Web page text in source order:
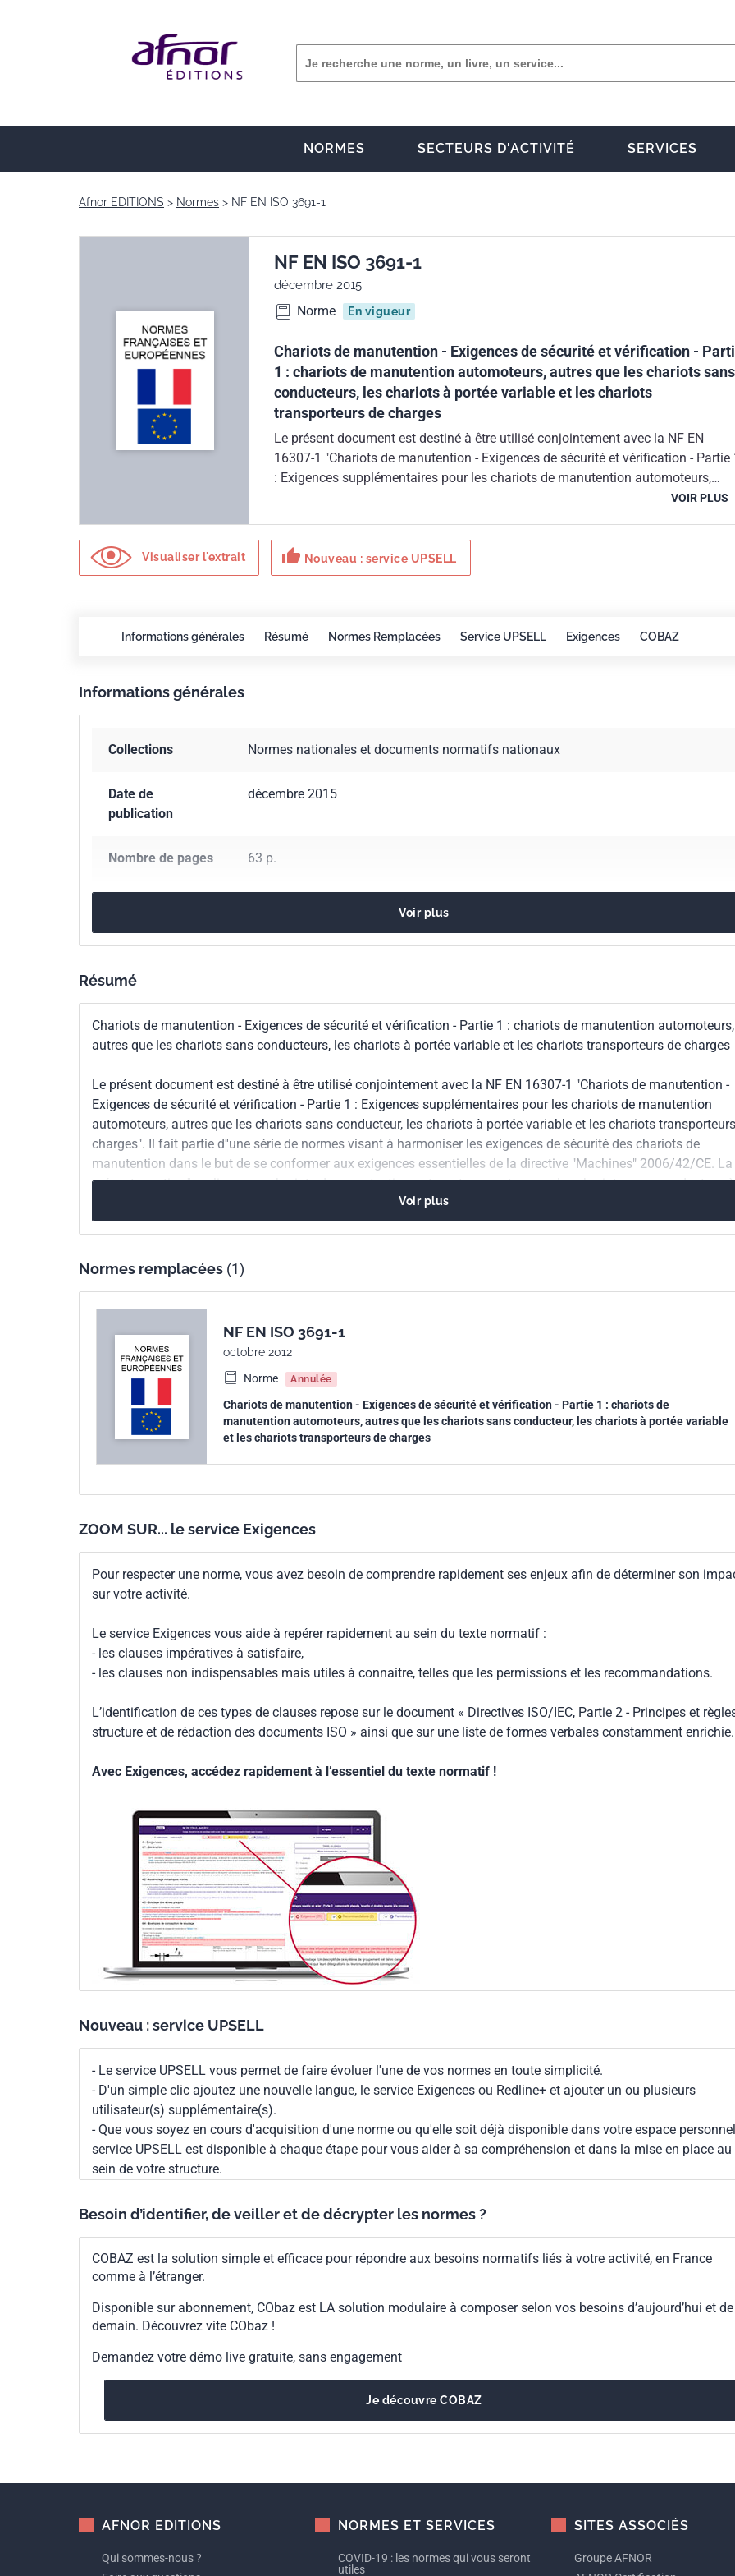
NORMES SECTEURS D'ACTIVITÉ SERVICES
Afnor EDITIONS Normes NF EN ISO 3691-1
NF EN ISO 3691-1
décembre 2015
Norme En vigueur
Chariots de manutention - Exigences de sécurité et vérification -
1 : chariots de manutention automoteurs, autres que les chariots sans
conducteurs, les chariots à portée variable et les chariots
transporteurs de charges
Le présent document est destiné à être utilisé conjointement avec la NF EN
16307-1 "Chariots de manutention - Exigences de sécurité et vérification - Partie 1
: Exigences supplémentaires pour les chariots de manutention automoteurs,
autres que les chariots sans conducteur, les chariots à portée variable et les
harmoniser les exigences de sécurité des chariots de manutention dans le but
se conformer aux exigences essentielles de la directive "Machines" 2006/42/CE.
La présente partie s''applique aux chariots de manutention automoteurs, autres
VOIR PLUS
Visualiser l'extrait thumb_up Nouveau : service UPSELL
Informations générales Résumé Normes Remplacées Service UPSELL Exigences COBAZ
Informations générales
Collections Normes nationales et documents normatifs nationaux
Date de
publication
décembre 2015
Nombre de pages 63 p.
Codes ICS 53.060Chariots industriels
internationale
ISO 3691-1:2011
Parenté
européenne
EN ISO 3691-1:2015
Voir plus
Résumé
Chariots de manutention - Exigences de sécurité et vérification - Partie 1 : chariots de manutention automoteurs,
autres que les chariots sans conducteurs, les chariots à portée variable et les chariots transporteurs de charges
Le présent document est destiné à être utilisé conjointement avec la NF EN 16307-1 "Chariots de manutention -
Exigences de sécurité et vérification - Partie 1 : Exigences supplémentaires pour les chariots de manutention
automoteurs, autres que les chariots sans conducteur, les chariots à portée variable et les chariots
charges". Il fait partie d''une série de normes visant à harmoniser les exigences de sécurité des chariots de
manutention dans le but de se conformer aux exigences essentielles de la directive "Machines" 2006/42/CE. La
présente partie s''applique aux chariots de manutention automoteurs, autres que les chariots sans conducteur, à
Voir plus
Normes remplacées (1)
NF EN ISO 3691-1
octobre 2012
Norme
Annulée
Chariots de manutention - Exigences de sécurité et vérification - Partie 1 : chariots de
manutention automoteurs, autres que les chariots sans conducteur, les chariots à portée variable
et les chariots transporteurs de charges
ZOOM SUR... le service Exigences
Pour respecter une norme, vous avez besoin de comprendre rapidement ses enjeux afin de déterminer son
sur votre activité.
Le service Exigences vous aide à repérer rapidement au sein du texte normatif :
- les clauses impératives à satisfaire,
- les clauses non indispensables mais utiles à connaitre, telles que les permissions et les recommandations.
L’identification de ces types de clauses repose sur le document « Directives ISO/IEC, Partie 2 - Principes et
structure et de rédaction des documents ISO » ainsi que sur une liste de formes verbales constamment enrichie.
Avec Exigences, accédez rapidement à l’essentiel du texte normatif !
Nouveau : service UPSELL
- Le service UPSELL vous permet de faire évoluer l'une de vos normes en toute simplicité.
- D'un simple clic ajoutez une nouvelle langue, le service Exigences ou Redline+ et ajouter un ou plusieurs
utilisateur(s) supplémentaire(s).
- Que vous soyez en cours d'acquisition d'une norme ou qu'elle soit déjà disponible dans votre espace
service UPSELL est disponible à chaque étape pour vous aider à sa compréhension et dans la mise en place au
sein de votre structure.
Besoin d’identifier, de veiller et de décrypter les normes ?
COBAZ est la solution simple et efficace pour répondre aux besoins normatifs liés à votre activité, en France
comme à l’étranger.
Disponible sur abonnement, CObaz est LA solution modulaire à composer selon vos besoins d’aujourd’hui et de
demain. Découvrez vite CObaz !
Demandez votre démo live gratuite, sans engagement
Je découvre COBAZ
AFNOR EDITIONS
Qui sommes-nous ?
NORMES ET SERVICES
COVID-19 : les normes qui vous seront
utiles
SITES ASSOCIÉS
Groupe AFNOR